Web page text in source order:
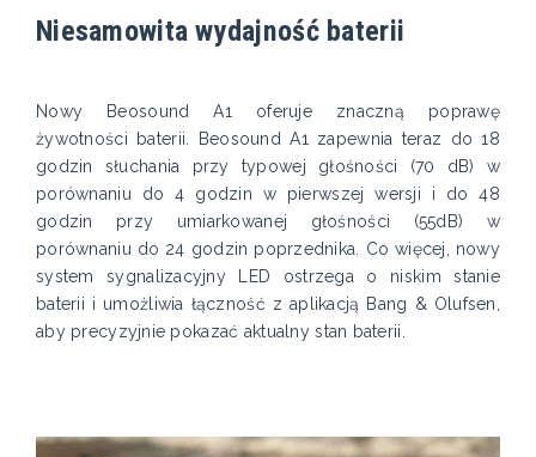
Niesamowita wydajność baterii
Nowy Beosound A1 oferuje znaczną poprawę
żywotności baterii. Beosound A1 zapewnia teraz do 18
godzin słuchania przy typowej głośności (70 dB) w
porównaniu do 4 godzin w pierwszej wersji i do 48
godzin przy umiarkowanej głośności (55dB) w
porównaniu do 24 godzin poprzednika. Co więcej, nowy
system sygnalizacyjny LED ostrzega o niskim stanie
baterii i umożliwia łączność z aplikacją Bang & Olufsen,
aby precyzyjnie pokazać aktualny stan baterii.